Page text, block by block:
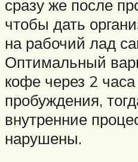
сразу же после
чтобы дать
на рабочий лад
Оптимальный
кофе через 2
пробуждения,
внутренние
нарушены.